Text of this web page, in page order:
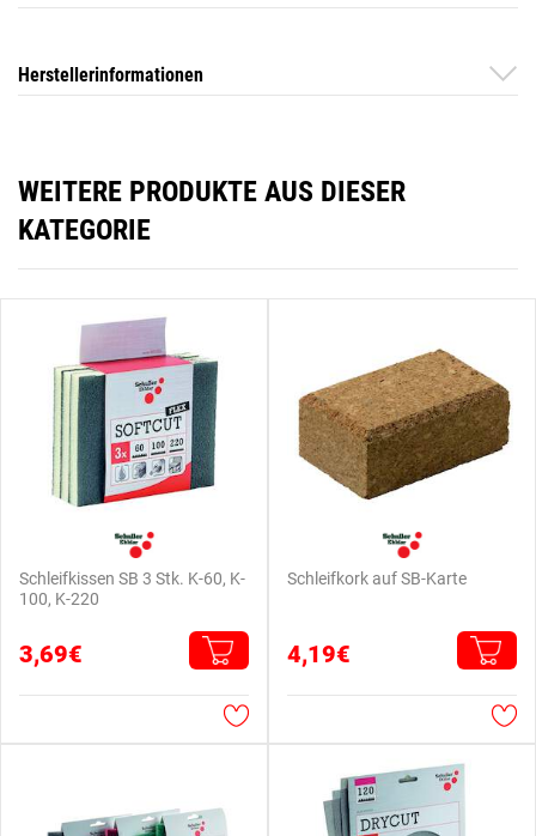
Herstellerinformationen
WEITERE PRODUKTE AUS DIESER
KATEGORIE
Schleifkissen SB 3 Stk. K-60, K-
100, K-220
3,69€
Schleifkork auf SB-Karte
4,19€